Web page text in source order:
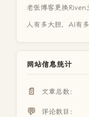
老张博客更换Riven
人有多大胆，AI有多
网站信息统计
📄 文章总数：
💬 评论数目：